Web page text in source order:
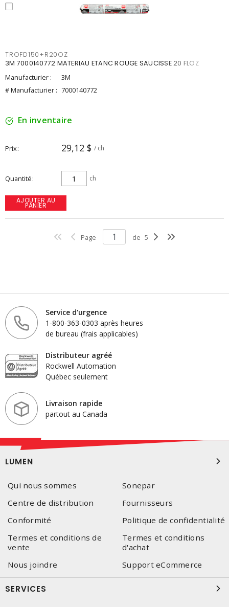
TROFD150+R20OZ
3M 7000140772 MATERIAU ETANC ROUGE SAUCISSE 20 FLOZ
Manufacturier :
3M
# Manufacturier : 7000140772
En inventaire
Prix 29,12 $ / ch
Quantité ch
AJOUTER AU
PANIER
Page de 5
Service d'urgence
1-800-363-0303 après heures
de bureau (frais applicables)
Distributeur agréé
Rockwell Automation
Québec seulement
Livraison rapide
partout au Canada
LUMEN
Qui nous sommes
Sonepar
Centre de distribution
Fournisseurs
Conformité
Politique de confidentialité
Termes et conditions de
vente
Termes et conditions
d'achat
Nous joindre
Support eCommerce
SERVICES